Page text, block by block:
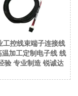
工控线束端子连接线
温加工定制电子线 线
验 专业制造 锐诚达